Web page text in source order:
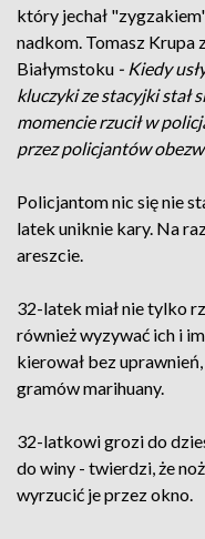
który jechał
nadkom. Tomasz
Białymstoku - Kiedy
kluczyki ze stacyjki stał
momencie rzucił w
przez policjantów
Policjantom nic się nie
latek uniknie kary. Na
areszcie.
32-latek miał nie tylko
również wyzywać ich i
kierował bez
gramów marihuany.
32-latkowi grozi do
do winy - twierdzi, że
wyrzucić je przez okno.